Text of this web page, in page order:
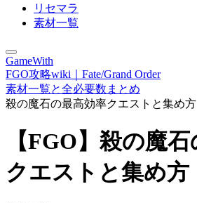
リセマラ
素材一覧
GameWith
FGO攻略wiki｜Fate/Grand Order
素材一覧と全必要数まとめ
殺の魔石の最高効率クエストと集め方
【FGO】殺の魔
クエストと集め方